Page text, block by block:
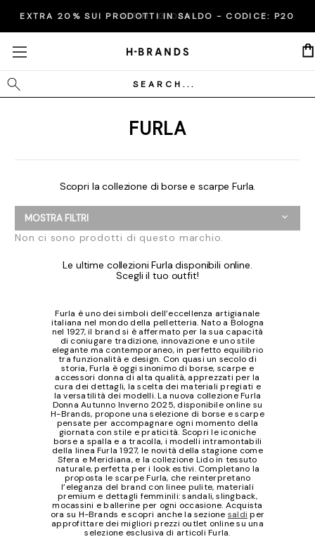
EXTRA 20% SUI PRODOTTI IN SALDO - CODICE: P20
ULTIMI GIORNI
Cerca
FURLA
Scopri la collezione di borse e scarpe Furla.
MOSTRA FILTRI
Non ci sono prodotti di questo marchio.
Le ultime collezioni Furla disponibili online.
Scegli il tuo outfit!
Furla è uno dei simboli dell’eccellenza artigianale
italiana nel mondo della pelletteria. Nato a Bologna
nel 1927, il brand si è affermato per la sua capacità
di coniugare tradizione, innovazione e uno stile
elegante ma contemporaneo, in perfetto equilibrio
tra funzionalità e design. Con quasi un secolo di
storia, Furla è oggi sinonimo di borse, scarpe e
accessori donna di alta qualità, apprezzati per la
cura dei dettagli, la scelta dei materiali pregiati e
la versatilità dei modelli. La nuova collezione Furla
Donna Autunno Inverno 2025, disponibile online su
H-Brands, propone una selezione di borse e scarpe
pensate per accompagnare ogni momento della
giornata con stile e praticità. Scopri le iconiche
borse a spalla e a tracolla, i modelli intramontabili
della linea Furla 1927, le novità della stagione come
Sfera e Meridiana, e la collezione Lido in tessuto
naturale, perfetta per i look estivi. Completano la
proposta le scarpe Furla, che reinterpretano
l’eleganza del brand con linee pulite, materiali
premium e dettagli femminili: sandali, slingback,
mocassini e ballerine per ogni occasione. Acquista
ora su H-Brands e scopri anche la sezione saldi per
approfittare dei migliori prezzi outlet online su una
selezione esclusiva di articoli Furla.